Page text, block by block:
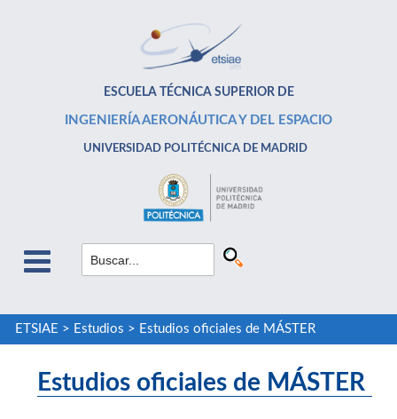
ESCUELA TÉCNICA SUPERIOR DE
INGENIERÍA AERONÁUTICA Y DEL ESPACIO
UNIVERSIDAD POLITÉCNICA DE MADRID
ETSIAE > Estudios > Estudios oficiales de MÁSTER
Estudios oficiales de MÁSTER